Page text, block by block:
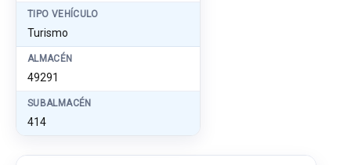
TIPO VEHÍCULO
Turismo
ALMACÉN
49291
SUBALMACÉN
414